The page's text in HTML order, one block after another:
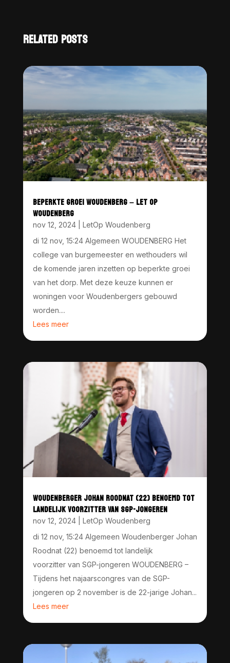
RELATED POSTS
BEPERKTE GROEI WOUDENBERG – LET OP
WOUDENBERG
nov 12, 2024| LetOp Woudenberg
di 12 nov, 15:24 Algemeen WOUDENBERG Het
college van burgemeester en wethouders wil
de komende jaren inzetten op beperkte groei
van het dorp. Met deze keuze kunnen er
woningen voor Woudenbergers gebouwd
worden....
Lees meer
WOUDENBERGER JOHAN ROODNAT (22) BENOEMD TOT
LANDELIJK VOORZITTER VAN SGP-JONGEREN
nov 12, 2024| LetOp Woudenberg
di 12 nov, 15:24 Algemeen Woudenberger Johan
Roodnat (22) benoemd tot landelijk
voorzitter van SGP-jongeren WOUDENBERG –
Tijdens het najaarscongres van de SGP-
jongeren op 2 november is de 22-jarige Johan...
Lees meer